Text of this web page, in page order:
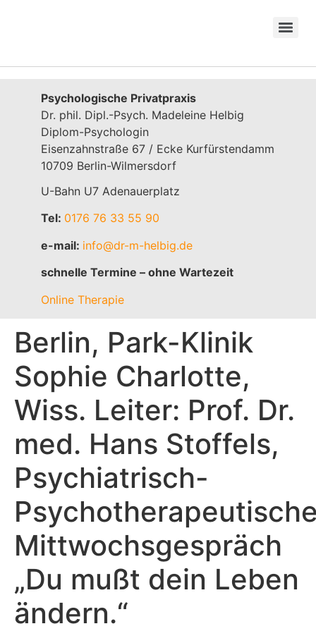
Psychologische Privatpraxis
Dr. phil. Dipl.-Psych. Madeleine Helbig
Diplom-Psychologin
Eisenzahnstraße 67 / Ecke Kurfürstendamm
10709 Berlin-Wilmersdorf
U-Bahn U7 Adenauerplatz
Tel: 0176 76 33 55 90
e-mail: info@dr-m-helbig.de
schnelle Termine – ohne Wartezeit
Online Therapie
Berlin, Park-Klinik
Sophie Charlotte,
Wiss. Leiter: Prof. Dr.
med. Hans Stoffels,
Psychiatrisch-
Mittwochsgespräch
„Du mußt dein Leben
ändern.“